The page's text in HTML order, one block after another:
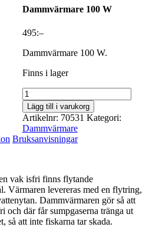
Dammvärmare 100 W
495:–
Dammvärmare 100 W.
Finns i lager
Antal
Lägg till i varukorg
Artikelnr: 70531 Kategori:
Dammvärmare
Bruksanvisningar
vak isfri finns flytande
Värmaren levereras med en flytring,
Dammvärmaren gör så att
och där får sumpgaserna tränga ut
så att inte fiskarna tar skada.